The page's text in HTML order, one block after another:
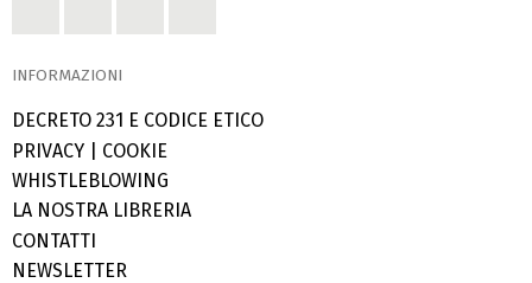
INFORMAZIONI
DECRETO 231 E CODICE ETICO
PRIVACY
COOKIE
WHISTLEBLOWING
LA NOSTRA LIBRERIA
CONTATTI
NEWSLETTER